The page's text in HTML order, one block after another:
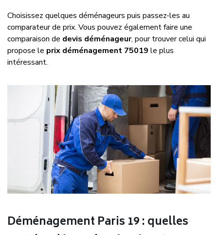
Choisissez quelques déménageurs puis passez-les au
comparateur de prix. Vous pouvez également faire une
comparaison de devis déménageur, pour trouver celui qui
propose le prix déménagement 75019 le plus
intéressant.
Déménagement Paris 19 : quelles